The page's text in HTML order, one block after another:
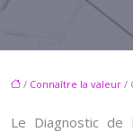
/ Connaître la valeur /
Le Diagnostic de